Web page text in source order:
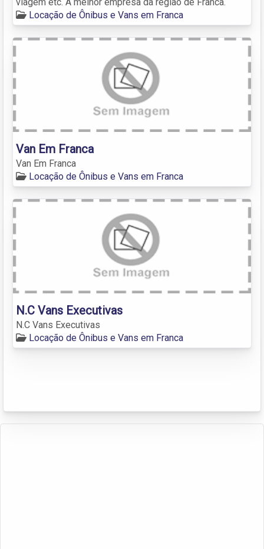
Locação de Ônibus e Vans em Franca
Van Em Franca
Van Em Franca
Locação de Ônibus e Vans em Franca
N.C Vans Executivas
N.C Vans Executivas
Locação de Ônibus e Vans em Franca